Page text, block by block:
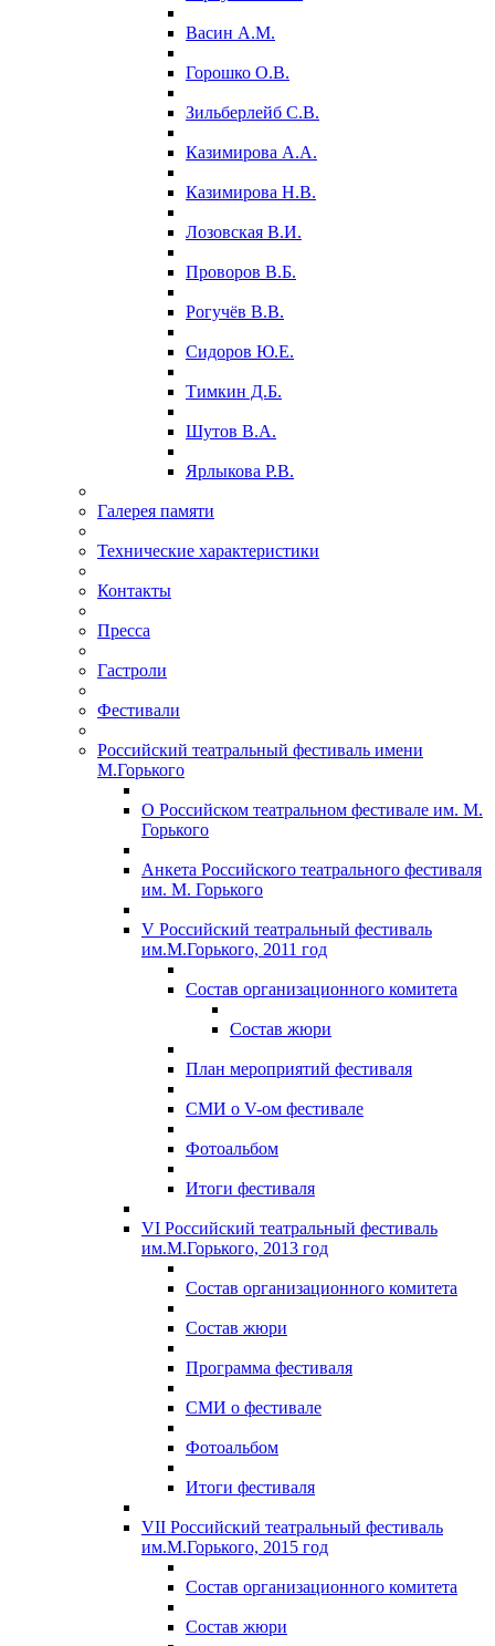
Васин А.М.
Горошко О.В.
Зильберлейб С.В.
Казимирова А.А.
Казимирова Н.В.
Лозовская В.И.
Проворов В.Б.
Рогучёв В.В.
Сидоров Ю.Е.
Тимкин Д.Б.
Шутов В.А.
Ярлыкова Р.В.
Галерея памяти
Технические характеристики
Контакты
Пресса
Гастроли
Фестивали
Российский театральный фестиваль имени
М.Горького
О Российском театральном фестивале им. М.
Горького
Анкета Российского театрального фестиваля
им. М. Горького
V Российский театральный фестиваль
им.М.Горького, 2011 год
Состав организационного комитета
Состав жюри
План мероприятий фестиваля
СМИ о V-ом фестивале
Фотоальбом
Итоги фестиваля
VI Российский театральный фестиваль
им.М.Горького, 2013 год
Состав организационного комитета
Состав жюри
Программа фестиваля
СМИ о фестивале
Фотоальбом
Итоги фестиваля
VII Российский театральный фестиваль
им.М.Горького, 2015 год
Состав организационного комитета
Состав жюри